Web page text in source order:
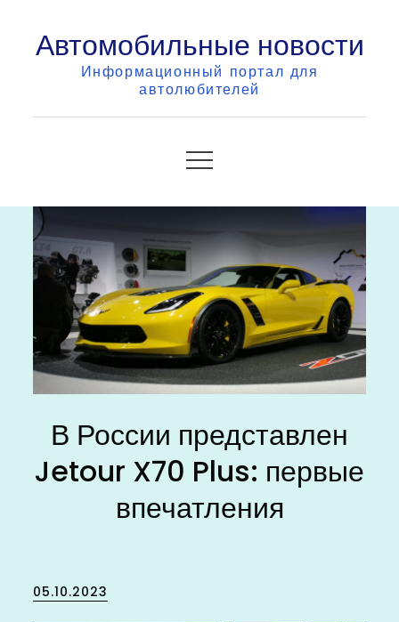
contentАвтомобильные новости
Информационный портал для
автолюбителей
В России представлен
Jetour X70 Plus: первые
впечатления
Posted
05.10.2023